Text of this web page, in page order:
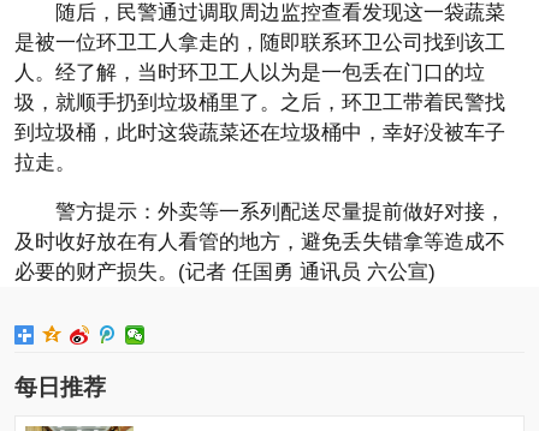
随后，民警通过调取周边监控查看发现这一袋蔬菜
是被一位环卫工人拿走的，随即联系环卫公司找到该工
人。经了解，当时环卫工人以为是一包丢在门口的垃
圾，就顺手扔到垃圾桶里了。之后，环卫工带着民警找
到垃圾桶，此时这袋蔬菜还在垃圾桶中，幸好没被车子
拉走。
警方提示：外卖等一系列配送尽量提前做好对接，
及时收好放在有人看管的地方，避免丢失错拿等造成不
必要的财产损失。(记者 任国勇 通讯员 六公宣)
每日推荐